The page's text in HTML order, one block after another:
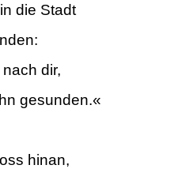
die Stadt
dir,
gesunden.«
hinan,